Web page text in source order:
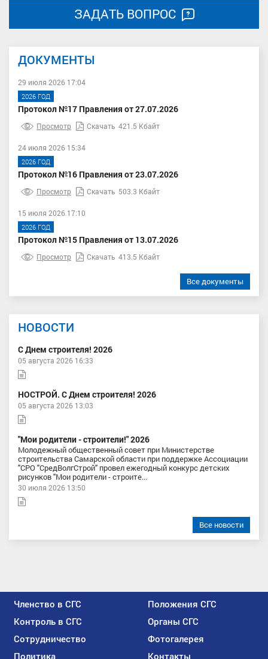
ЗАДАТЬ ВОПРОС
ДОКУМЕНТЫ
29 июля 2026 17:04
2026 ГОД
Протокол №17 Правления от 27.07.2026
Просмотр Скачать 421.5 Кбайт
24 июля 2026 15:34
2026 ГОД
Протокол №16 Правления от 23.07.2026
Просмотр Скачать 503.3 Кбайт
15 июля 2026 17:10
2026 ГОД
Протокол №15 Правления от 13.07.2026
Просмотр Скачать 413.5 Кбайт
Все документы
НОВОСТИ
С Днем строителя! 2026
05 августа 2026 16:33
НОСТРОЙ. С Днем строителя! 2026
05 августа 2026 13:03
"Мои родители - строители!" 2026
Молодежный общественный совет при Министерстве
строительства Самарской области при поддержке Ассоциации
"СРО "СредВолгСтрой" провел ежегодный конкурс детских
рисунков "Мои родители - строите...
30 июля 2026 13:50
Все новости
Членство в СГС
Положения СГС
Контроль в СГС
Органы СГС
Сотрудничество
Фотогалерея
Политика
Контакты